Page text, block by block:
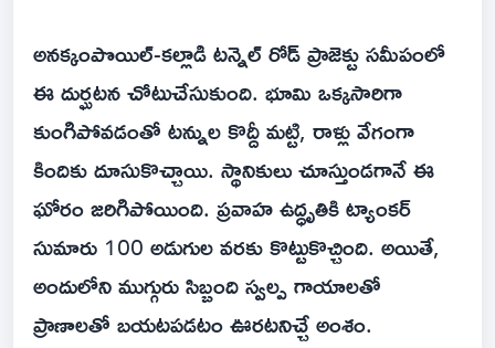
అనక్కంపొయిల్-కల్లాడి టన్నెల్ రోడ్ ప్రాజెక్టు సమీపంలో
ఈ దుర్ఘటన చోటుచేసుకుంది. భూమి ఒక్కసారిగా
కుంగిపోవడంతో టన్నుల కొద్దీ మట్టి, రాళ్లు వేగంగా
కిందికు దూసుకొచ్చాయి. స్థానికులు చూస్తుండగానే ఈ
ఘోరం జరిగిపోయింది. ప్రవాహ ఉద్ధృతికి ట్యాంకర్
సుమారు 100 అడుగుల వరకు కొట్టుకొచ్చింది. అయితే,
అందులోని ముగ్గురు సిబ్బంది స్వల్ప గాయాలతో
ప్రాణాలతో బయటపడటం ఊరటనిచ్చే అంశం.